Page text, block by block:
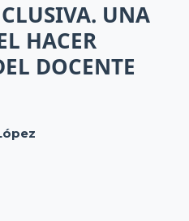
UNA
HACER
DOCENTE